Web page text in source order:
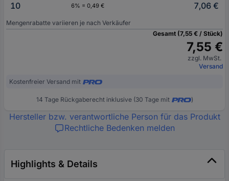
10
6% = 0,49 € 7,06 €
Mengenrabatte variieren je nach Verkäufer
Gesamt (7,55 € / Stück)
7,55 €
zzgl. MwSt.
Versand
Kostenfreier Versand mit
14 Tage Rückgaberecht inklusive (30 Tage mit )
Hersteller bzw. verantwortliche Person für das Produkt
Rechtliche Bedenken melden
Highlights & Details